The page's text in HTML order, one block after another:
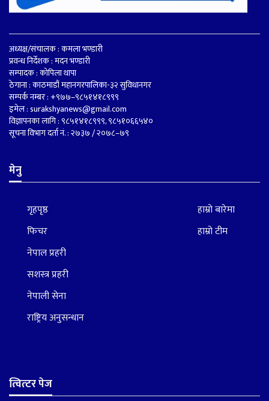
अध्यक्ष/संचालक : कमला भण्डारी
प्रवन्ध निर्देशक : मदन भण्डारी
सम्पादक : कोपिला थापा
ठेगाना : काठमाडौं महानगरपालिका-३२ सुविधानगर
सम्पर्क नम्बर : +९७७–९८५१४१८९९९
इमेल :surakshyanews@gmail.com
विज्ञापनका लागि : ९८५१४१८९९९, ९८५१०६६५४०
सूचना विभाग दर्ता नं. : २७३७ / २०७८–७९
मेनु
गृहपृष्ठ
फिचर
नेपाल प्रहरी
सशस्त्र प्रहरी
नेपाली सेना
राष्ट्रिय अनुसन्धान
हाम्रो बारेमा
हाम्रो टीम
त्वित्टर पेज